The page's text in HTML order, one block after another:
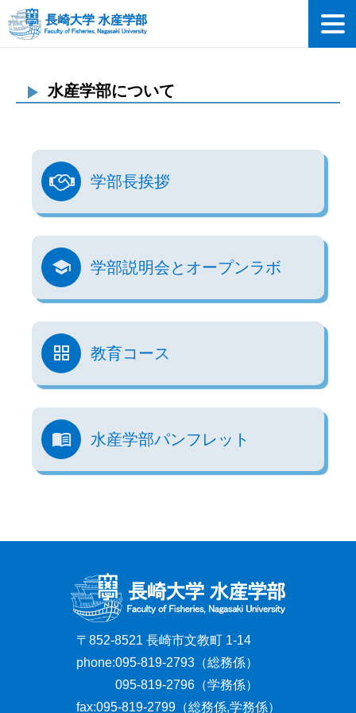
水産学部について
学部長挨拶
学部説明会とオープンラボ
教育コース
水産学部パンフレット
〒852-8521 長崎市文教町 1-14
phone:095-819-2793（総務係）
095-819-2796（学務係）
fax:095-819-2799（総務係,学務係）